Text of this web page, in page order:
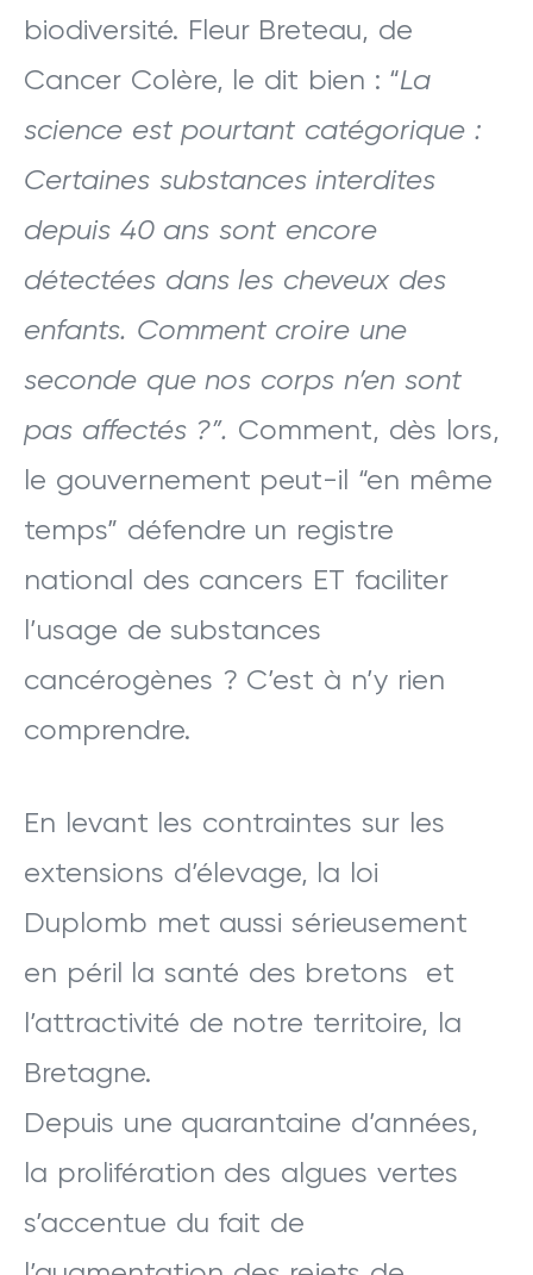
biodiversité. Fleur Breteau, de
Cancer Colère, le dit bien : “La
science est pourtant catégorique :
Certaines substances interdites
depuis 40 ans sont encore
détectées dans les cheveux des
enfants. Comment croire une
seconde que nos corps n’en sont
pas affectés ?”. Comment, dès lors,
le gouvernement peut-il “en même
temps” défendre un registre
national des cancers ET faciliter
l’usage de substances
cancérogènes ? C’est à n’y rien
comprendre.
En levant les contraintes sur les
extensions d’élevage, la loi
Duplomb met aussi sérieusement
en péril la santé des bretons et
l’attractivité de notre territoire, la
Bretagne.
Depuis une quarantaine d’années,
la prolifération des algues vertes
s’accentue du fait de